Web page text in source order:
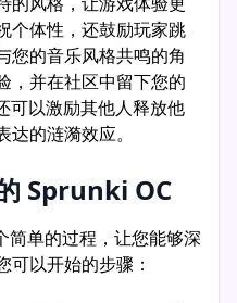
个体性，还鼓励玩家跳
您的音乐风格共鸣的角
，并在社区中留下您的
可以激励其他人释放他
的涟漪效应。
Sprunki OC
单的过程，让您能够深
可以开始的步骤：